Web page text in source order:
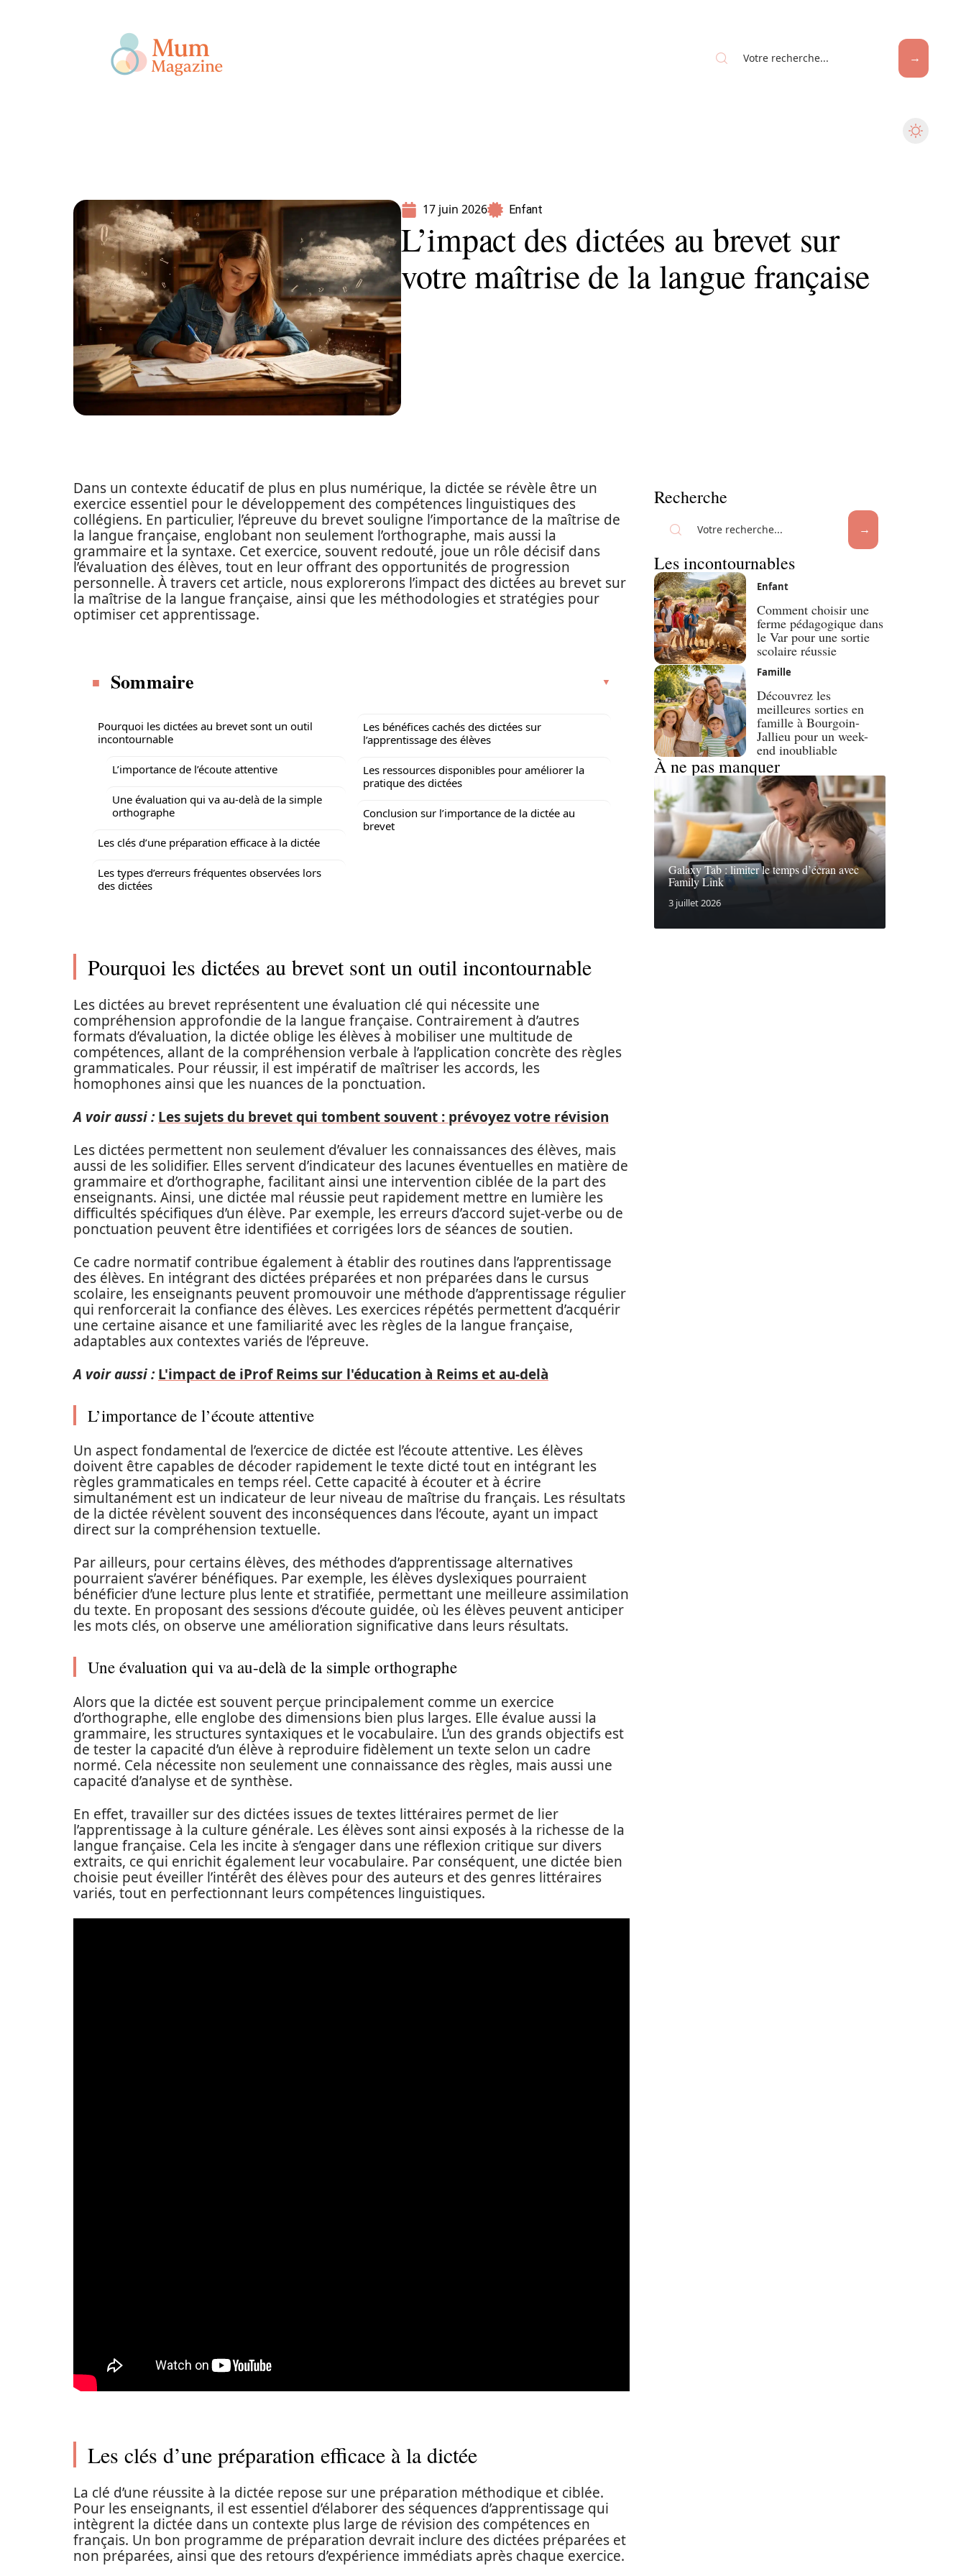
17 juin 2026 Enfant
L’impact des dictées au brevet sur
votre maîtrise de la langue française
Dans un contexte éducatif de plus en plus numérique, la dictée se révèle être un
exercice essentiel pour le développement des compétences linguistiques des
collégiens. En particulier, l’épreuve du brevet souligne l’importance de la maîtrise de
la langue française, englobant non seulement l’orthographe, mais aussi la
grammaire et la syntaxe. Cet exercice, souvent redouté, joue un rôle décisif dans
l’évaluation des élèves, tout en leur offrant des opportunités de progression
personnelle. À travers cet article, nous explorerons l’impact des dictées au brevet sur
la maîtrise de la langue française, ainsi que les méthodologies et stratégies pour
optimiser cet apprentissage.
Sommaire
Pourquoi les dictées au brevet sont un outil
incontournable
L’importance de l’écoute attentive
Une évaluation qui va au-delà de la simple
orthographe
Les clés d’une préparation efficace à la dictée
Les types d’erreurs fréquentes observées lors
des dictées
Les bénéfices cachés des dictées sur
l’apprentissage des élèves
Les ressources disponibles pour améliorer la
pratique des dictées
Conclusion sur l’importance de la dictée au
brevet
Pourquoi les dictées au brevet sont un outil incontournable
Les dictées au brevet représentent une évaluation clé qui nécessite une
compréhension approfondie de la langue française. Contrairement à d’autres
formats d’évaluation, la dictée oblige les élèves à mobiliser une multitude de
compétences, allant de la compréhension verbale à l’application concrète des règles
grammaticales. Pour réussir, il est impératif de maîtriser les accords, les
homophones ainsi que les nuances de la ponctuation.
A voir aussi : Les sujets du brevet qui tombent souvent : prévoyez votre révision
Les dictées permettent non seulement d’évaluer les connaissances des élèves, mais
aussi de les solidifier. Elles servent d’indicateur des lacunes éventuelles en matière de
grammaire et d’orthographe, facilitant ainsi une intervention ciblée de la part des
enseignants. Ainsi, une dictée mal réussie peut rapidement mettre en lumière les
difficultés spécifiques d’un élève. Par exemple, les erreurs d’accord sujet-verbe ou de
ponctuation peuvent être identifiées et corrigées lors de séances de soutien.
Ce cadre normatif contribue également à établir des routines dans l’apprentissage
des élèves. En intégrant des dictées préparées et non préparées dans le cursus
scolaire, les enseignants peuvent promouvoir une méthode d’apprentissage régulier
qui renforcerait la confiance des élèves. Les exercices répétés permettent d’acquérir
une certaine aisance et une familiarité avec les règles de la langue française,
adaptables aux contextes variés de l’épreuve.
A voir aussi : L'impact de iProf Reims sur l'éducation à Reims et au-delà
L’importance de l’écoute attentive
Un aspect fondamental de l’exercice de dictée est l’écoute attentive. Les élèves
doivent être capables de décoder rapidement le texte dicté tout en intégrant les
règles grammaticales en temps réel. Cette capacité à écouter et à écrire
simultanément est un indicateur de leur niveau de maîtrise du français. Les résultats
de la dictée révèlent souvent des inconséquences dans l’écoute, ayant un impact
direct sur la compréhension textuelle.
Par ailleurs, pour certains élèves, des méthodes d’apprentissage alternatives
pourraient s’avérer bénéfiques. Par exemple, les élèves dyslexiques pourraient
bénéficier d’une lecture plus lente et stratifiée, permettant une meilleure assimilation
du texte. En proposant des sessions d’écoute guidée, où les élèves peuvent anticiper
les mots clés, on observe une amélioration significative dans leurs résultats.
Une évaluation qui va au-delà de la simple orthographe
Alors que la dictée est souvent perçue principalement comme un exercice
d’orthographe, elle englobe des dimensions bien plus larges. Elle évalue aussi la
grammaire, les structures syntaxiques et le vocabulaire. L’un des grands objectifs est
de tester la capacité d’un élève à reproduire fidèlement un texte selon un cadre
normé. Cela nécessite non seulement une connaissance des règles, mais aussi une
capacité d’analyse et de synthèse.
En effet, travailler sur des dictées issues de textes littéraires permet de lier
l’apprentissage à la culture générale. Les élèves sont ainsi exposés à la richesse de la
langue française. Cela les incite à s’engager dans une réflexion critique sur divers
extraits, ce qui enrichit également leur vocabulaire. Par conséquent, une dictée bien
choisie peut éveiller l’intérêt des élèves pour des auteurs et des genres littéraires
variés, tout en perfectionnant leurs compétences linguistiques.
Les clés d’une préparation efficace à la dictée
La clé d’une réussite à la dictée repose sur une préparation méthodique et ciblée.
Pour les enseignants, il est essentiel d’élaborer des séquences d’apprentissage qui
intègrent la dictée dans un contexte plus large de révision des compétences en
français. Un bon programme de préparation devrait inclure des dictées préparées et
non préparées, ainsi que des retours d’expérience immédiats après chaque exercice.
Recherche
Les incontournables
Enfant
Comment choisir une
ferme pédagogique dans
le Var pour une sortie
scolaire réussie
Famille
Découvrez les
meilleures sorties en
famille à Bourgoin-
Jallieu pour un week-
end inoubliable
À ne pas manquer
Galaxy Tab : limiter le temps d’écran avec
Family Link
3 juillet 2026